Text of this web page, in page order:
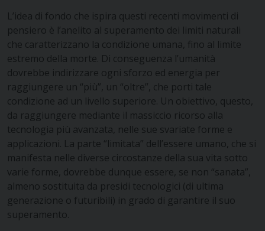
L’idea di fondo che ispira questi recenti movimenti di
pensiero è l’anelito al superamento dei limiti naturali
che caratterizzano la condizione umana, fino al limite
estremo della morte. Di conseguenza l’umanità
dovrebbe indirizzare ogni sforzo ed energia per
raggiungere un “più”, un “oltre”, che porti tale
condizione ad un livello superiore. Un obiettivo, questo,
da raggiungere mediante il massiccio ricorso alla
tecnologia più avanzata, nelle sue svariate forme e
applicazioni. La parte “limitata” dell’essere umano, che si
manifesta nelle diverse circostanze della sua vita sotto
varie forme, dovrebbe dunque essere, se non “sanata”,
almeno sostituita da presidi tecnologici (di ultima
generazione o futuribili) in grado di garantire il suo
superamento.